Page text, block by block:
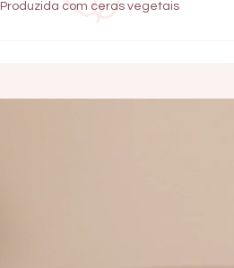
Produzida com ceras vegetais